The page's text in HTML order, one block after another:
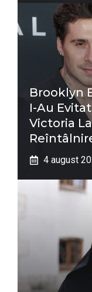
Brooklyn
I-Au
Victoria
4 august